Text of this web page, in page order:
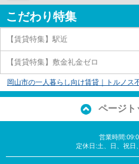
こだわり特集
【賃貸特集】駅近
【賃貸特集】敷金礼金ゼロ
岡山市の一人暮らし向け賃貸｜トルノス
ページト
営業時間
定休日:土、日、祝日